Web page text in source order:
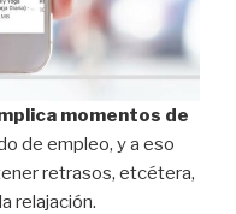
momentos de
de empleo, y a eso
retrasos, etcétera,
relajación.